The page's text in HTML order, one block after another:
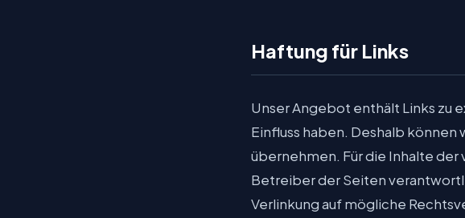
Haftung für Links
Unser Angebot enthält Links zu
Einfluss haben. Deshalb
übernehmen. Für die Inhalte
Betreiber der Seiten
Verlinkung auf mögliche